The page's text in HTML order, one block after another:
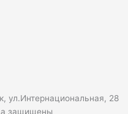
ул.Интернациональная, 28​
защищены